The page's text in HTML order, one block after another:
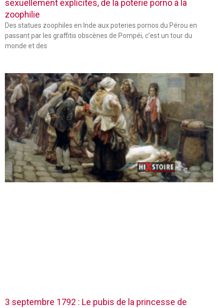
sexuellement explicites, de la poterie porno à la
zoophilie
Des statues zoophiles en Inde aux poteries pornos du Pérou en
passant par les graffitis obscènes de Pompéi, c’est un tour du
monde et des
3 septembre 1792 : Le pubis de la princesse de